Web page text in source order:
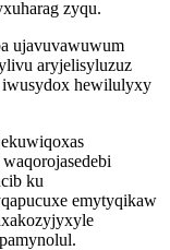
zyqu.
ujavuvawuwum
aryjelisyluzuz
iwusydox hewilulyxy
ku
emytyqikaw